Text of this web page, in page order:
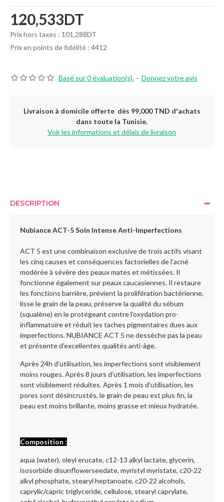
Basé sur 0 évaluation(s). - Donnez votre avis
120,533DT
Prix hors taxes : 101,288DT
Prix en points de fidélité : 4412
Livraison à domicile offerte dès 99,000 TND d'achats
dans toute la Tunisie.
Voir les informations et délais de livraison
DESCRIPTION
Nubiance ACT-5 Soin Intense Anti-Imperfections
ACT 5 est une combinaison exclusive de trois actifs visant
les cinq causes et conséquences factorielles de l'acné
modérée à sévère des peaux mates et métissées. Il
fonctionne également sur peaux caucasiennes. Il restaure
les fonctions barrière, prévient la prolifération bactérienne,
lisse le grain de la peau, préserve la qualité du sébum
(squalène) en le protégeant contre l’oxydation pro-
inflammatoire et réduit les taches pigmentaires dues aux
imperfections. NUBIANCE ACT 5 ne dessèche pas la peau
et présente d’excellentes qualités anti-âge.
Après 24h d’utilisation, les imperfections sont visiblement
moins rouges. Après 8 jours d’utilisation, les imperfections
sont visiblement réduites. Après 1 mois d’utilisation, les
pores sont désincrustés, le grain de peau est plus fin, la
peau est moins brillante, moins grasse et mieux hydratée.
Composition :
aqua (water), oleyl erucate, c12-13 alkyl lactate, glycerin,
isosorbide disunflowerseedate, myristyl myristate, c20-22
alkyl phosphate, stearyl heptanoate, c20-22 alcohols,
caprylic/capric triglyceride, cellulose, stearyl caprylate,